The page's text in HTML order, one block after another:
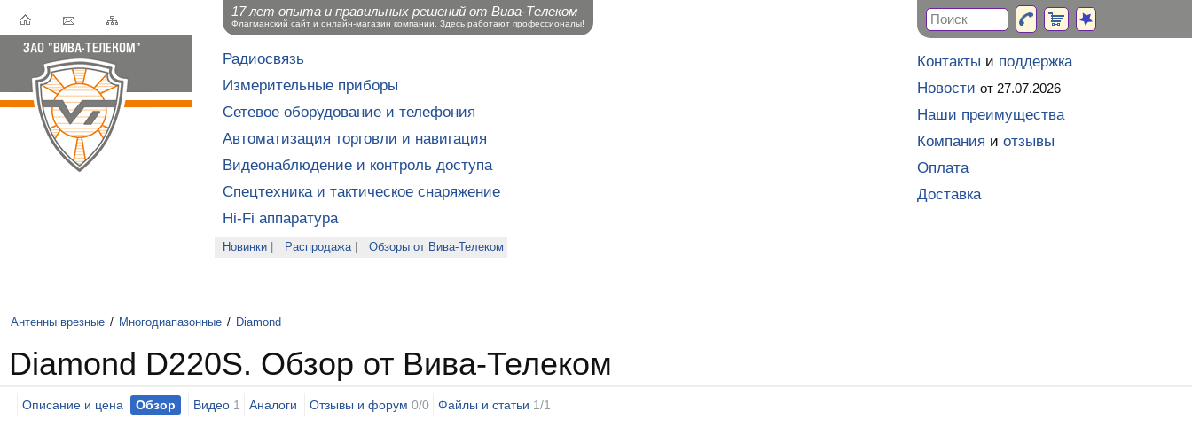
Радиосвязь
Измерительные приборы
Сетевое оборудование и телефония
Автоматизация торговли и навигация
Видеонаблюдение и контроль доступа
Спецтехника и тактическое снаряжение
Hi-Fi аппаратура
Новинки Распродажа| Обзоры от Вива-Телеком
Антенны врезные / Многодиапазонные / Diamond
Diamond D220S. Обзор от Вива-Телеком
Описание и цена Обзор Видео 1 Аналоги Отзывы и форум 0/0 Файлы и статьи 1/1
Контакты и поддержка
Новости от 27.07.2026
Наши преимущества
Компания и отзывы
Оплата
Доставка
17 лет опыта и правильных решений от Вива-Телеком
Флагманский сайт и онлайн-магазин компании. Здесь работают профессионалы!